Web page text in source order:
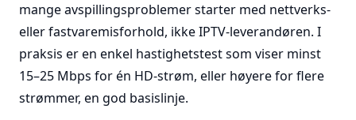
mange avspillingsproblemer starter med nettverks-
eller fastvaremisforhold, ikke IPTV-leverandøren. I
praksis er en enkel hastighetstest som viser minst
15–25 Mbps for én HD-strøm, eller høyere for flere
strømmer, en god basislinje.